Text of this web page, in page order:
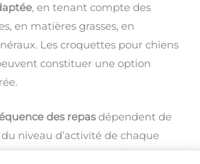
, en tenant compte des
en matières grasses, en
Les croquettes pour chiens
constituer une option
des repasdépendent de
du niveau d’activité de chaque
besoin de repas plus fréquents,